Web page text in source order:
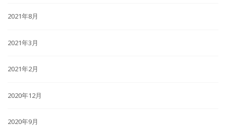
2021年8月
2021年3月
2021年2月
2020年12月
2020年9月